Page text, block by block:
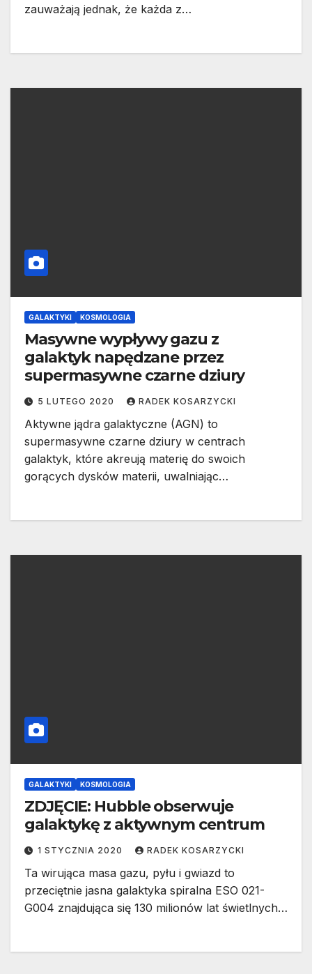
zauważają jednak, że każda z…
GALAKTYKI KOSMOLOGIA
Masywne wypływy gazu z
galaktyk napędzane przez
supermasywne czarne dziury
5 LUTEGO 2020 RADEK KOSARZYCKI
Aktywne jądra galaktyczne (AGN) to
supermasywne czarne dziury w centrach
galaktyk, które akreują materię do swoich
gorących dysków materii, uwalniając…
GALAKTYKI KOSMOLOGIA
ZDJĘCIE: Hubble obserwuje
galaktykę z aktywnym centrum
1 STYCZNIA 2020 RADEK KOSARZYCKI
Ta wirująca masa gazu, pyłu i gwiazd to
przeciętnie jasna galaktyka spiralna ESO 021-
G004 znajdująca się 130 milionów lat świetlnych…